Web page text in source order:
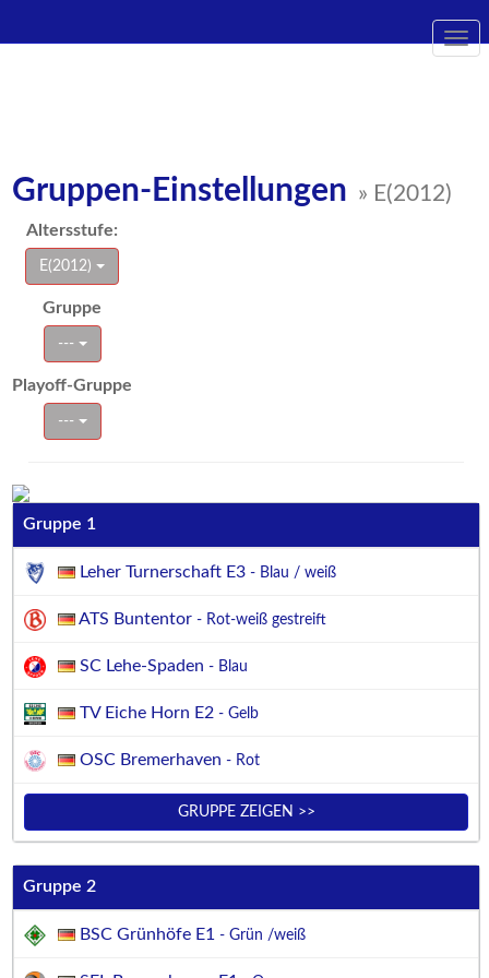
Gruppen-Einstellungen » E(2012)
Altersstufe:
E(2012)
Gruppe
---
Playoff-Gruppe
---
Gruppe 1
Leher Turnerschaft E3 - Blau / weiß
ATS Buntentor - Rot-weiß gestreift
SC Lehe-Spaden - Blau
TV Eiche Horn E2 - Gelb
OSC Bremerhaven - Rot
GRUPPE ZEIGEN >>
Gruppe 2
BSC Grünhöfe E1 - Grün /weiß